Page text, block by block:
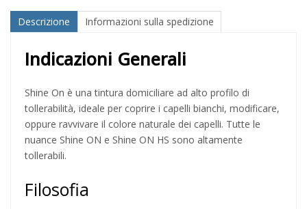
Descrizione Informazioni sulla spedizione
Indicazioni Generali
Shine On è una tintura domiciliare ad alto profilo di
tollerabilità, ideale per coprire i capelli bianchi, modificare,
oppure ravvivare il colore naturale dei capelli. Tutte le
nuance Shine ON e Shine ON HS sono altamente
tollerabili.
Filosofia